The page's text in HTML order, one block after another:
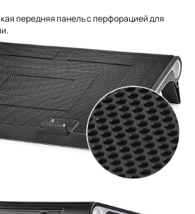
передняя панель с перфорацией для